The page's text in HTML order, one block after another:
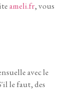
ameli.fr, vous
avec le
le faut, des